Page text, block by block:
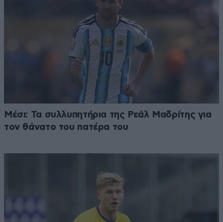
Μέσι: Τα συλλυπητήρια της Ρεάλ Μαδρίτης για
τον θάνατο του πατέρα του